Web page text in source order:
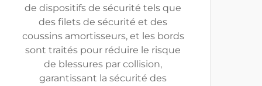
de dispositifs de sécurité tels que
des filets de sécurité et des
coussins amortisseurs, et les bords
sont traités pour réduire le risque
de blessures par collision,
garantissant la sécurité des